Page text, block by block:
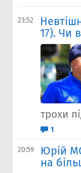
23:52
17). Чи
трохи
1
20:59
Юрій
на